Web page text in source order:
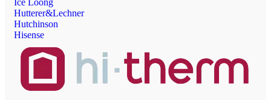
Ice Loong
Hutterer&Lechner
Hutchinson
Hisense